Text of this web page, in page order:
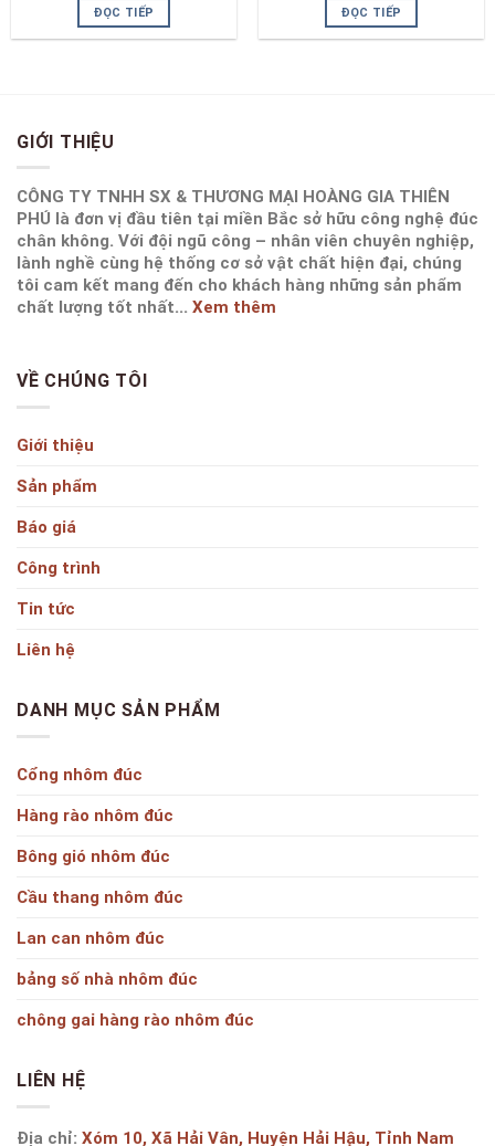
ĐỌC TIẾP ĐỌC TIẾP
GIỚI THIỆU
CÔNG TY TNHH SX & THƯƠNG MẠI HOÀNG GIA THIÊN
PHÚ là đơn vị đầu tiên tại miền Bắc sở hữu công nghệ đúc
chân không. Với đội ngũ công – nhân viên chuyên nghiệp,
lành nghề cùng hệ thống cơ sở vật chất hiện đại, chúng
tôi cam kết mang đến cho khách hàng những sản phẩm
chất lượng tốt nhất... Xem thêm
VỀ CHÚNG TÔI
Giới thiệu
Sản phẩm
Báo giá
Công trình
Tin tức
Liên hệ
DANH MỤC SẢN PHẨM
Cổng nhôm đúc
Hàng rào nhôm đúc
Bông gió nhôm đúc
Cầu thang nhôm đúc
Lan can nhôm đúc
bảng số nhà nhôm đúc
chông gai hàng rào nhôm đúc
LIÊN HỆ
Địa chỉ: Xóm 10, Xã Hải Vân, Huyện Hải Hậu, Tỉnh Nam